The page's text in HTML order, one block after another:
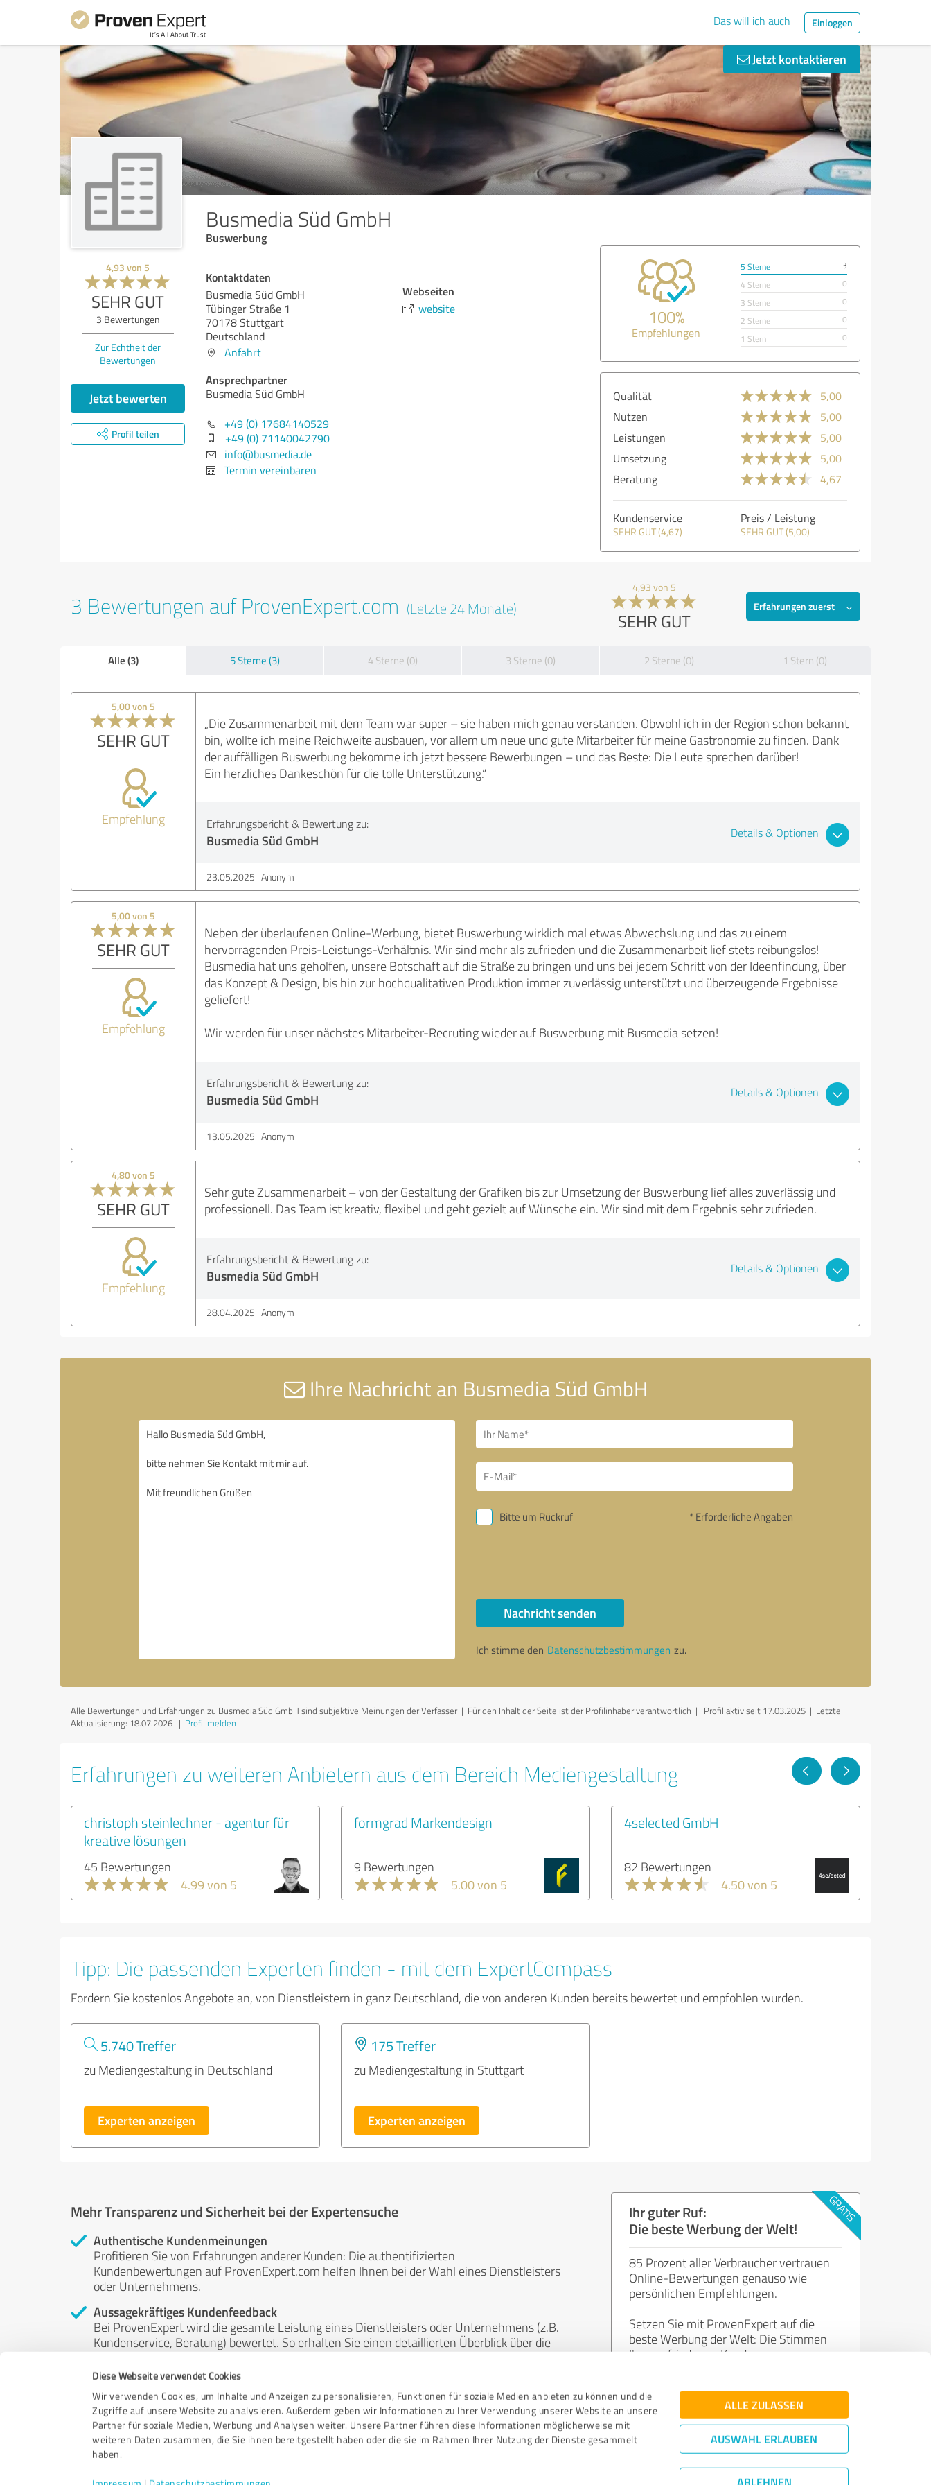
Diese Webseite verwendet Cookies
Wir verwenden Cookies, um Inhalte und Anzeigen zu personalisieren, Funktionen für soziale Medien anbieten zu können und die
Zugriffe auf unsere Website zu analysieren. Außerdem geben wir Informationen zu Ihrer Verwendung unserer Website an unsere
Partner für soziale Medien, Werbung und Analysen weiter. Unsere Partner führen diese Informationen möglicherweise mit
weiteren Daten zusammen, die Sie ihnen bereitgestellt haben oder die sie im Rahmen Ihrer Nutzung der Dienste gesammelt
haben.
ALLE ZULASSEN
AUSWAHL ERLAUBEN
ABLEHNEN
Das will ich auch Einloggen
Jetzt kontaktieren
Busmedia Süd GmbH
Buswerbung
4,93 von 5
SEHR GUT
3 Bewertungen
Zur Echtheit der
Bewertungen
Jetzt bewerten
Profil teilen
Kontaktdaten
Busmedia Süd GmbH
Tübinger Straße 1
70178 Stuttgart
Deutschland
Anfahrt
Ansprechpartner
Busmedia Süd GmbH
+49 (0) 17684140529
+49 (0) 71140042790
info@busmedia.de
Termin vereinbaren
Webseiten
website 100%
Empfehlungen
5 Sterne
3
4 Sterne
0
3 Sterne
0
2 Sterne
0
1 Stern
0
Qualität
5,00
Nutzen
5,00
Leistungen
5,00
Umsetzung
5,00
Beratung
4,67
Kundenservice
SEHR GUT (4,67)
Preis / Leistung
SEHR GUT (5,00)
3 Bewertungen auf ProvenExpert.com (Letzte 24 Monate)
4,93 von 5
SEHR GUT
Erfahrungen zuerst
Alle (3) 5 Sterne (3) 4 Sterne (0) 3 Sterne (0) 2 Sterne (0) 1 Stern (0)
5,00 von 5
SEHR GUT
Empfehlung
„Die Zusammenarbeit mit dem Team war super – sie haben mich genau verstanden. Obwohl ich in der Region schon bekannt
bin, wollte ich meine Reichweite ausbauen, vor allem um neue und gute Mitarbeiter für meine Gastronomie zu finden. Dank
der auffälligen Buswerbung bekomme ich jetzt bessere Bewerbungen – und das Beste: Die Leute sprechen darüber!
Ein herzliches Dankeschön für die tolle Unterstützung.“
Erfahrungsbericht & Bewertung zu:
Busmedia Süd GmbH Details & Optionen
23.05.2025 Anonym
5,00 von 5
SEHR GUT
Empfehlung
Neben der überlaufenen Online-Werbung, bietet Buswerbung wirklich mal etwas Abwechslung und das zu einem
hervorragenden Preis-Leistungs-Verhältnis. Wir sind mehr als zufrieden und die Zusammenarbeit lief stets reibungslos!
Busmedia hat uns geholfen, unsere Botschaft auf die Straße zu bringen und uns bei jedem Schritt von der Ideenfindung, über
das Konzept & Design, bis hin zur hochqualitativen Produktion immer zuverlässig unterstützt und überzeugende Ergebnisse
geliefert!
Wir werden für unser nächstes Mitarbeiter-Recruting wieder auf Buswerbung mit Busmedia setzen!
Erfahrungsbericht & Bewertung zu:
Busmedia Süd GmbH Details & Optionen
13.05.2025 Anonym
4,80 von 5
SEHR GUT
Empfehlung
Sehr gute Zusammenarbeit – von der Gestaltung der Grafiken bis zur Umsetzung der Buswerbung lief alles zuverlässig und
professionell. Das Team ist kreativ, flexibel und geht gezielt auf Wünsche ein. Wir sind mit dem Ergebnis sehr zufrieden.
Erfahrungsbericht & Bewertung zu:
Busmedia Süd GmbH Details & Optionen
28.04.2025 Anonym
Ihre Nachricht an Busmedia Süd GmbH
Bitte um Rückruf * Erforderliche Angaben
Nachricht senden
Ich stimme den Datenschutzbestimmungen zu.
Alle Bewertungen und Erfahrungen zu Busmedia Süd GmbH sind subjektive Meinungen der Verfasser | Für den Inhalt der Seite ist der Profilinhaber verantwortlich | Profil aktiv seit 17.03.2025 | Letzte
Aktualisierung: 18.07.2026 | Profil melden
Erfahrungen zu weiteren Anbietern aus dem Bereich Mediengestaltung
christoph steinlechner - agentur für
kreative lösungen
45 Bewertungen
4.99 von 5
formgrad Markendesign
9 Bewertungen
5.00 von 5
4selected GmbH
82 Bewertungen
4.50 von 5
Tipp: Die passenden Experten finden - mit dem ExpertCompass
Fordern Sie kostenlos Angebote an, von Dienstleistern in ganz Deutschland, die von anderen Kunden bereits bewertet und empfohlen wurden.
5.740 Treffer
zu Mediengestaltung in Deutschland
Experten anzeigen
175 Treffer
zu Mediengestaltung in Stuttgart
Experten anzeigen
Mehr Transparenz und Sicherheit bei der Expertensuche
Authentische Kundenmeinungen
Profitieren Sie von Erfahrungen anderer Kunden: Die authentifizierten
Kundenbewertungen auf ProvenExpert.com helfen Ihnen bei der Wahl eines Dienstleisters
oder Unternehmens.
Aussagekräftiges Kundenfeedback
Bei ProvenExpert wird die gesamte Leistung eines Dienstleisters oder Unternehmens (z.B.
Kundenservice, Beratung) bewertet. So erhalten Sie einen detaillierten Überblick über die
Unabhängige Bewertungen
ProvenExpert ist grundsätzlich kostenlos, unabhängig und neutral. Bewertungen von
Kunden erfolgen freiwillig, können nicht gekauft werden und sind weder finanziell noch
anderweitig beeinflussbar.
Ihr guter Ruf:
Die beste Werbung der Welt!
85 Prozent aller Verbraucher vertrauen
Online-Bewertungen genauso wie
persönlichen Empfehlungen.
Setzen Sie mit ProvenExpert auf die
beste Werbung der Welt: Die Stimmen
Ihrer zufriedenen Kunden.
Jetzt kostenlos starten